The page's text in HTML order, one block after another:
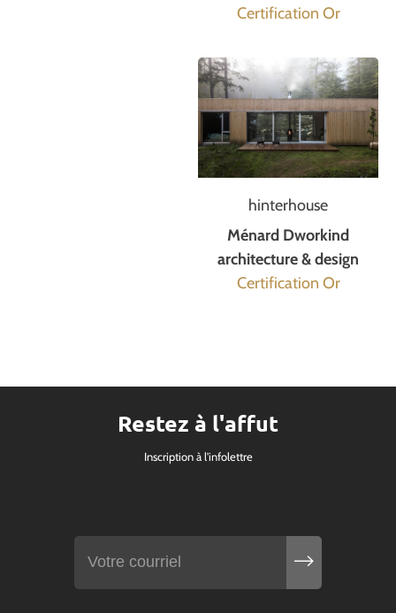
Certification Or
hinterhouse
Ménard Dworkind
architecture & design
Certification Or
Restez à l'affut
Inscription à l'infolettre